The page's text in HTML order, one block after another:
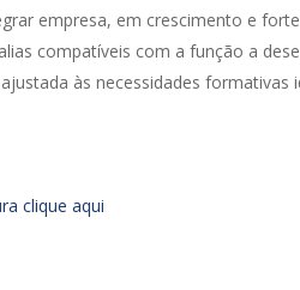
empresa, em crescimento e
compatíveis com a função a
às necessidades formativas
clique aqui